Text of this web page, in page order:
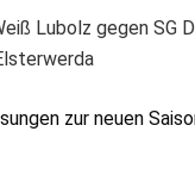
Lubolz gegen SG
zur neuen